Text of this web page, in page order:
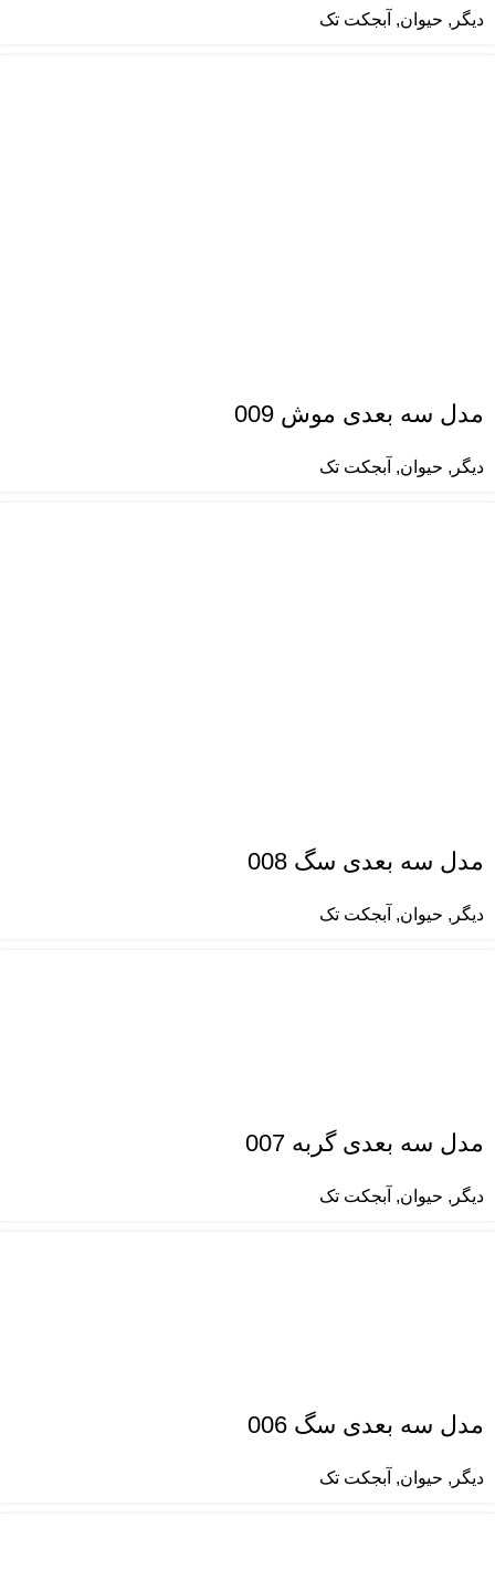
دیگر , حیوان, آبجکت تک
مدل سه بعدی موش 009
دیگر , حیوان, آبجکت تک
مدل سه بعدی سگ 008
دیگر , حیوان, آبجکت تک
مدل سه بعدی گربه 007
دیگر , حیوان, آبجکت تک
مدل سه بعدی سگ 006
دیگر , حیوان, آبجکت تک